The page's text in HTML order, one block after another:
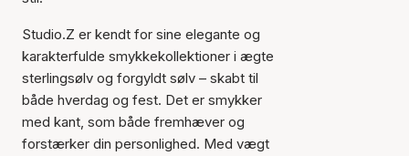
Studio.Z er kendt for sine elegante og
karakterfulde smykkekollektioner i ægte
sterlingsølv og forgyldt sølv – skabt til
både hverdag og fest. Det er smykker
med kant, som både fremhæver og
forstærker din personlighed. Med vægt